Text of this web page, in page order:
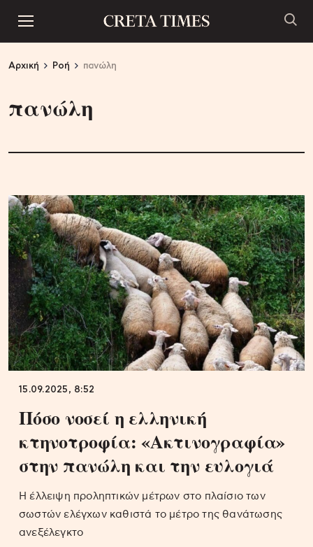
Αρχική Ροή πανώλη
πανώλη
15.09.2025, 8:52
Πόσο νοσεί η ελληνική
κτηνοτροφία: «Ακτινογραφία»
στην πανώλη και την ευλογιά
H έλλειψη προληπτικών μέτρων στο πλαίσιο των
σωστών ελέγχων καθιστά το μέτρο της θανάτωσης
ανεξέλεγκτο